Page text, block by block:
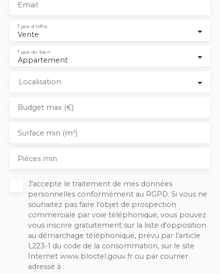
Email
Vente
Type d'offre
Appartement
Type de bien
Localisation
Budget max (€)
Surface min (m²)
Pièces min
J'accepte le traitement de mes données
personnelles conformément au RGPD. Si vous ne
souhaitez pas faire l'objet de prospection
commerciale par voie téléphonique, vous pouvez
vous inscrire gratuitement sur la liste d'opposition
au démarchage téléphonique, prévu par l'article
L223-1 du code de la consommation, sur le site
Internet www.bloctel.gouv.fr ou par courrier
adressé à :